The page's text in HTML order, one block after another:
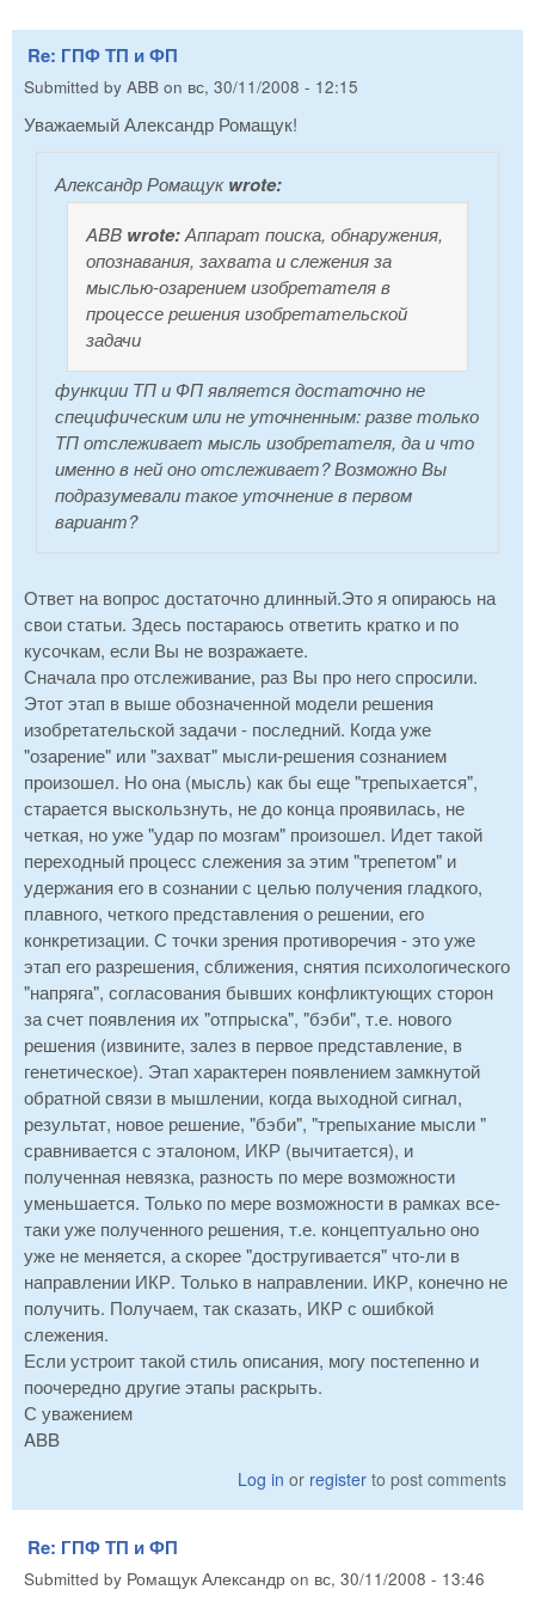
Re: ГПФ ТП и ФП
Submitted by ABB on вс, 30/11/2008 - 12:15
Уважаемый Александр Ромащук!
Александр Ромащукwrote:
ABB wrote:Аппарат поиска, обнаружения,
опознавания, захвата и слежения за
мыслью-озарением изобретателя в
процессе решения изобретательской
задачи
функции ТП и ФП является достаточно не
специфическим или не уточненным: разве только
ТП отслеживает мысль изобретателя, да и что
именно в ней оно отслеживает? Возможно Вы
подразумевали такое уточнение в первом
вариант?
Ответ на вопрос достаточно длинный.Это я опираюсь на
свои статьи. Здесь постараюсь ответить кратко и по
кусочкам, если Вы не возражаете.
Сначала про отслеживание, раз Вы про него спросили.
Этот этап в выше обозначенной модели решения
изобретательской задачи - последний. Когда уже
"озарение" или "захват" мысли-решения сознанием
произошел. Но она (мысль) как бы еще "трепыхается",
старается выскользнуть, не до конца проявилась, не
четкая, но уже "удар по мозгам" произошел. Идет такой
переходный процесс слежения за этим "трепетом" и
удержания его в сознании с целью получения гладкого,
плавного, четкого представления о решении, его
конкретизации. С точки зрения противоречия - это уже
этап его разрешения, сближения, снятия психологического
"напряга", согласования бывших конфликтующих сторон
за счет появления их "отпрыска", "бэби", т.е. нового
решения (извините, залез в первое представление, в
генетическое). Этап характерен появлением замкнутой
обратной связи в мышлении, когда выходной сигнал,
результат, новое решение, "бэби", "трепыхание мысли "
сравнивается с эталоном, ИКР (вычитается), и
полученная невязка, разность по мере возможности
уменьшается. Только по мере возможности в рамках все-
таки уже полученного решения, т.е. концептуально оно
уже не меняется, а скорее "достругивается" что-ли в
направлении ИКР. Только в направлении. ИКР, конечно не
получить. Получаем, так сказать, ИКР с ошибкой
слежения.
Если устроит такой стиль описания, могу постепенно и
поочередно другие этапы раскрыть.
С уважением
ABB
Log in or register to post comments
Re: ГПФ ТП и ФП
Submitted by Ромащук Александр on вс, 30/11/2008 - 13:46